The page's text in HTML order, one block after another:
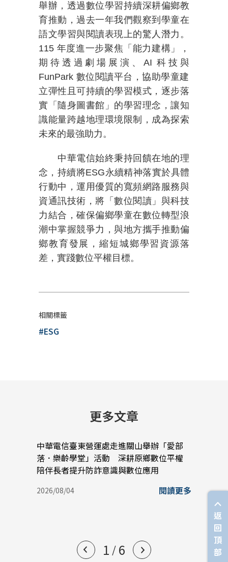
舉辦，透過數位學習持續深耕偏鄉教
育推動，過去一年我們觀察到學童在
語文學習與閱讀表現上的驚人潛力。
115 年度進一步聚焦「能力建構」，
期待透過劇場展演、 AI科技與
FunPark 數位閱讀平台，協助學童建
立彈性且可持續的學習模式，逐步落
實「隨身圖書館」的學習理念，讓知
識能量跨越地理環境限制，成為探索
未來的最強助力。
中華電信始終秉持回饋在地的理
念，持續將ESG永續精神落實於具體
行動中，運用優質的寬頻網路服務與
資通訊技術，將「數位閱讀」與科技
力結合，確保偏鄉學童在數位轉型浪
潮中掌握競爭力，與地方攜手推動偏
鄉教育發展，縮短城鄉學習資源落
差，實踐數位平權目標。
相關標籤
#ESG
更多文章
中華電信臺東營運處走進關山舉辦「愛部
落．樂齡學堂」活動 深耕原鄉數位平權
陪伴長者提升防詐意識與數位應用
2026/08/04 閱讀更多 2026/
1 / 6
返
回
頂
部